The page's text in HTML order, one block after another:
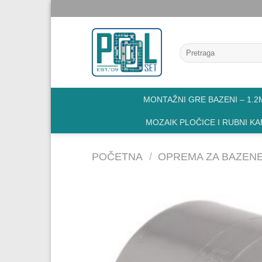
Pretraga
za:
MONTAŽNI GRE BAZENI –
MOZAIK PLOČICE I RUBNI
POČETNA / OPREMA ZA